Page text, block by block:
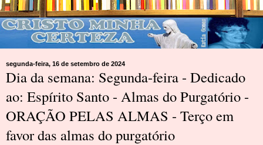
segunda-feira, 16 de setembro de 2024
Dia da semana: Segunda-feira - Dedicado
ao: Espírito Santo - Almas do Purgatório -
ORAÇÃO PELAS ALMAS - Terço em
favor das almas do purgatório